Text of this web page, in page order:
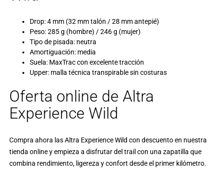
Drop: 4 mm (32 mm talón / 28 mm antepié)
Peso: 285 g (hombre) / 246 g (mujer)
Tipo de pisada: neutra
Amortiguación: media
Suela: MaxTrac con excelente tracción
Upper: malla técnica transpirable sin costuras
Oferta online de Altra
Experience Wild
Compra ahora las Altra Experience Wild con descuento en nuestra
tienda online y empieza a disfrutar del trail con una zapatilla que
combina rendimiento, ligereza y confort desde el primer kilómetro.